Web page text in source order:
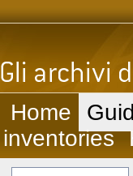
Home
inventories